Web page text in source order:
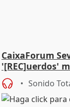
CaixaForum
'[REC]uerdos'
Sonido